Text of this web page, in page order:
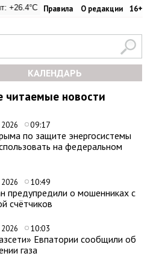
Правила О редакции 16+
Казачья бухта: +26.2°C Херсонес:
+33.4°C Никитский сад: +23.9°C
КАЛЕНДАРЬ
читаемые новости
2026 09:17
по защите энергосистемы
на федеральном
2026 10:49
предупредили о мошенниках с
счётчиков
2026 10:03
Евпатории сообщили об
газа